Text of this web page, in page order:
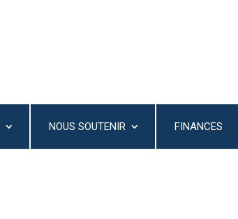
NOUS SOUTENIR FINANCES